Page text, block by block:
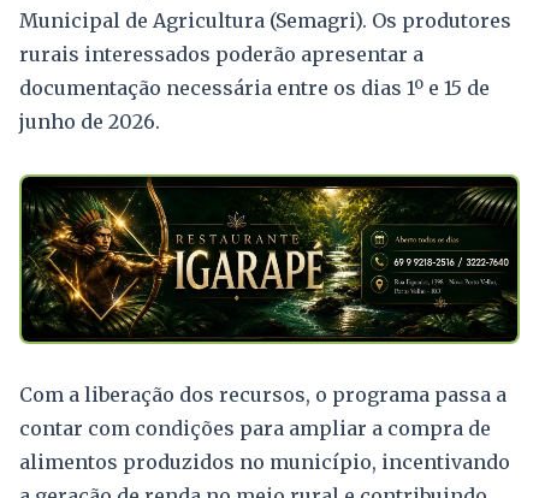
Municipal de Agricultura (Semagri). Os produtores
rurais interessados poderão apresentar a
documentação necessária entre os dias 1º e 15 de
junho de 2026.
Com a liberação dos recursos, o programa passa a
contar com condições para ampliar a compra de
alimentos produzidos no município, incentivando